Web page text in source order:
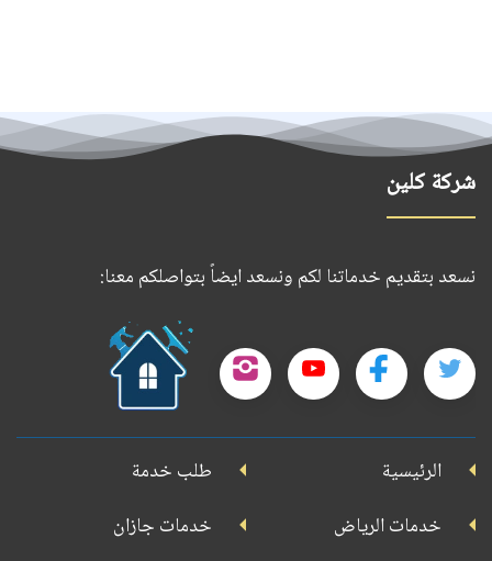
شركة كلين
نسعد بتقديم خدماتنا لكم ونسعد ايضاً بتواصلكم معنا:
تابعنا
تويتر
تابعنا
تابعنا
تابعنا
إنستجرام
جوجل
الرئيسية
طلب خدمة
خدمات الرياض
خدمات جازان